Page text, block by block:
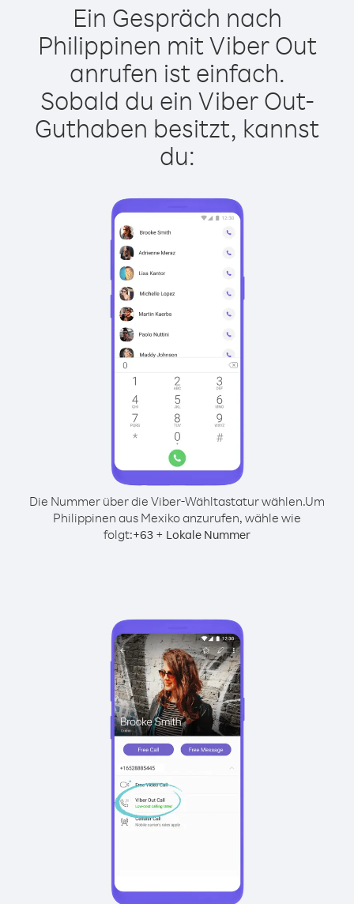
Ein Gespräch nach
Philippinen mit Viber Out
anrufen ist einfach.
Sobald du ein Viber Out-
Guthaben besitzt, kannst
du:
Die Nummer über die Viber-Wähltastatur wählen.Um
Philippinen aus Mexiko anzurufen, wähle wie
folgt:+63 + Lokale Nummer